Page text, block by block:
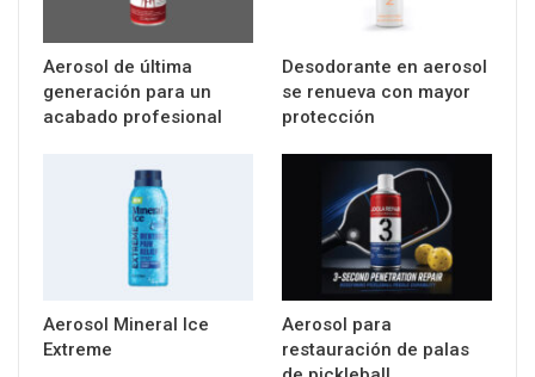
Aerosol de última
generación para un
acabado profesional
Desodorante en aerosol
se renueva con mayor
protección
Aerosol Mineral Ice
Extreme
Aerosol para
restauración de palas